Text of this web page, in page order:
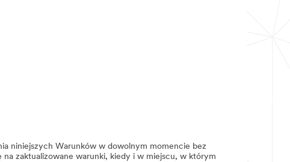
niniejszych Warunków w dowolnym momencie bez
zaktualizowane warunki, kiedy i w miejscu, w którym